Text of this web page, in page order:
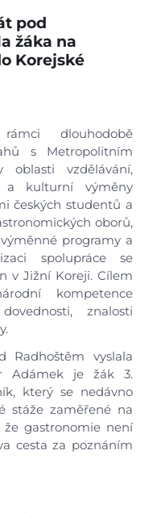
pod
žáka na
Korejské
dlouhodobě
s Metropolitním
vzdělávání,
a kulturní výměny
českých studentů a
oborů,
programy a
spolupráce se
v Jižní Koreji. Cílem
kompetence
znalosti
Radhoštěm vyslala
Adámek je žák 3.
který se nedávno
stáže zaměřené na
gastronomie není
cesta za poznáním